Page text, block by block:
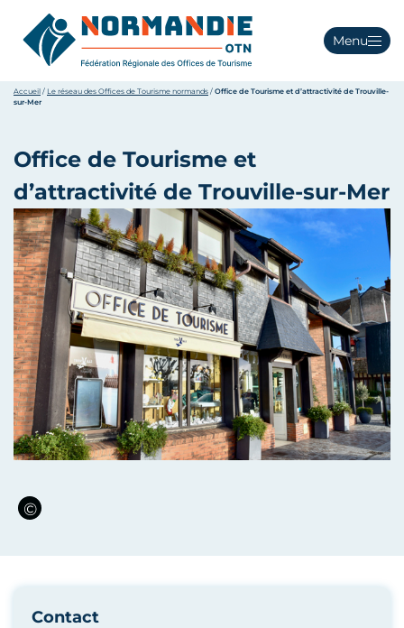
Menu
Accueil / Le réseau des Offices de Tourisme normands / Office de Tourisme et d’attractivité de Trouville-
sur-Mer
Office de Tourisme et
d’attractivité de Trouville-sur-Mer
Contact